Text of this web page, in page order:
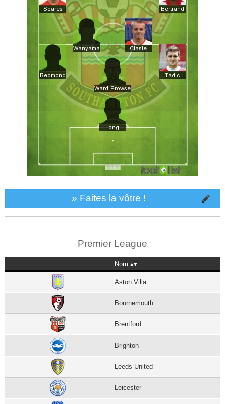
» Faites la vôtre !
Premier League
Nom
Aston Villa
Bournemouth
Brentford
Brighton
Leeds United
Leicester